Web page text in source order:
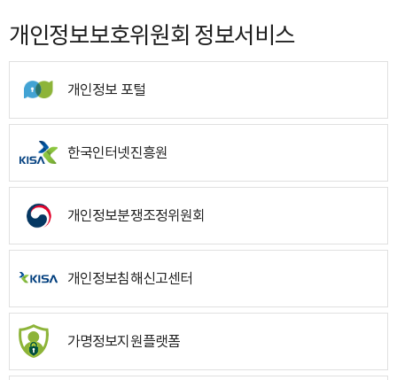
개인정보보호위원회 정보서비스
개인정보 포털
한국인터넷진흥원
개인정보분쟁조정위원회
개인정보침해신고센터
가명정보지원플랫폼